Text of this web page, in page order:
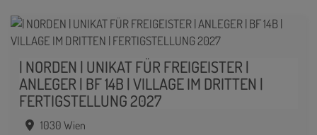
| NORDEN | UNIKAT FÜR FREIGEISTER |
ANLEGER | BF 14B | VILLAGE IM DRITTEN |
FERTIGSTELLUNG 2027
1030 Wien